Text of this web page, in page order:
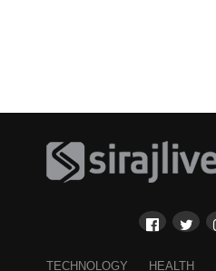
TECHNOLOGY HEALTH